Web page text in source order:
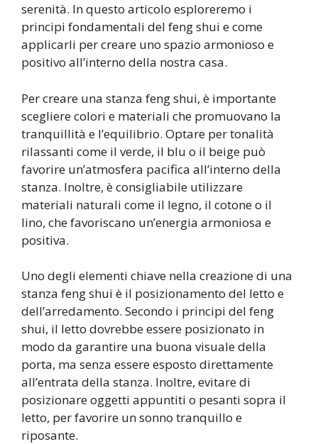
serenità. In questo articolo esploreremo i
principi fondamentali del feng shui e come
applicarli per creare uno spazio armonioso e
positivo all’interno della nostra casa.
Per creare una stanza feng shui, è importante
scegliere colori e materiali che promuovano la
tranquillità e l’equilibrio. Optare per tonalità
rilassanti come il verde, il blu o il beige può
favorire un’atmosfera pacifica all’interno della
stanza. Inoltre, è consigliabile utilizzare
materiali naturali come il legno, il cotone o il
lino, che favoriscano un’energia armoniosa e
positiva.
Uno degli elementi chiave nella creazione di una
stanza feng shui è il posizionamento del letto e
dell’arredamento. Secondo i principi del feng
shui, il letto dovrebbe essere posizionato in
modo da garantire una buona visuale della
porta, ma senza essere esposto direttamente
all’entrata della stanza. Inoltre, evitare di
posizionare oggetti appuntiti o pesanti sopra il
letto, per favorire un sonno tranquillo e
riposante.